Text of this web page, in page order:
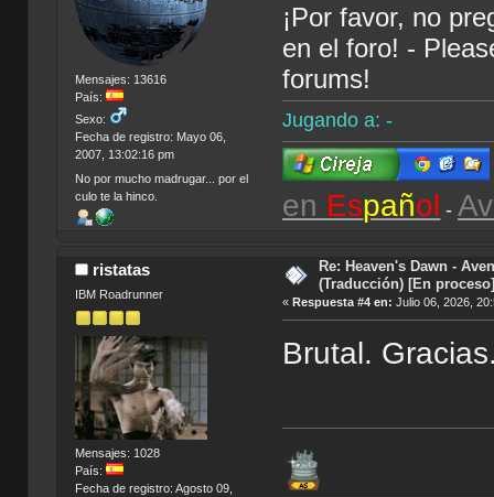
Mensajes: 13616
País:
Sexo:
Fecha de registro: Mayo 06,
2007, 13:02:16 pm
No por mucho madrugar... por el
culo te la hinco.
¡Por favor, no
en el foro! -
forums!
Jugando a: -
en Español -
ristatas
IBM Roadrunner
Mensajes: 1028
País:
Fecha de registro: Agosto 09,
Re: Heaven's Dawn -
(Traducción) [En proceso]
«Respuesta #4 en: Julio 06, 2026,
Brutal.